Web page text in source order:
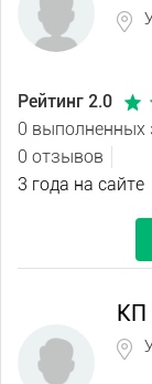
Рейтинг 2.0
0 выполненных
0 отзывов
3 года на сайте
КП